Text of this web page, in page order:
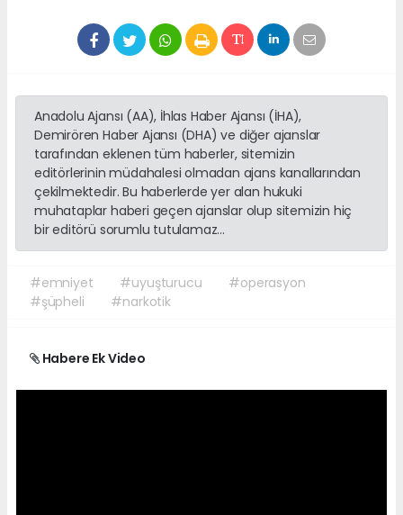
Anadolu Ajansı (AA), İhlas Haber Ajansı (İHA),
Demirören Haber Ajansı (DHA) ve diğer ajanslar
tarafından eklenen tüm haberler, sitemizin
editörlerinin müdahalesi olmadan ajans kanallarından
çekilmektedir. Bu haberlerde yer alan hukuki
muhataplar haberi geçen ajanslar olup sitemizin hiç
bir editörü sorumlu tutulamaz...
#emniyet #uyuşturucu
#operasyon
#şüpheli
#narkotik
Habere Ek Video